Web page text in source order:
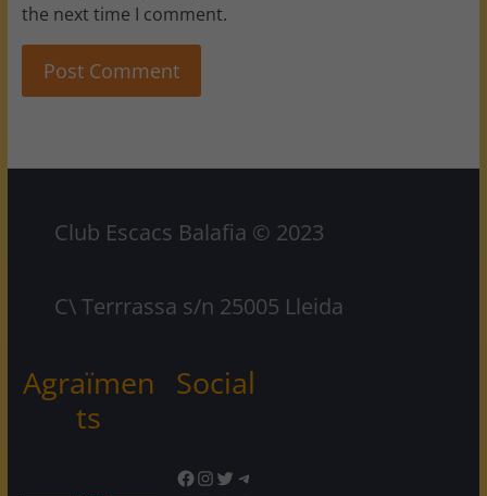
the next time I comment.
Club Escacs Balafia © 2023
C\ Terrrassa s/n 25005 Lleida
Agraïmen
ts
Social
Facebook
Instagram
TwitterTelegram